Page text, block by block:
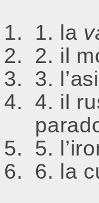
la
il
il
la